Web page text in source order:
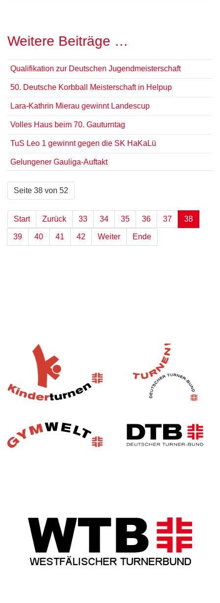
Weitere Beiträge …
Qualifikation zur Deutschen Jugendmeisterschaft
50. Deutsche Korbball Meisterschaft in Helpup
Lara-Kathrin Mierau gewinnt Landescup
Volles Haus beim 70. Gauturntag
TuS Leo 1 gewinnt gegen die SK HaKaLü
Gelungener Gauliga-Auftakt
Seite 38 von 52
Start Zurück 33 34 35 36 37 38
39 40 41 42 Weiter Ende